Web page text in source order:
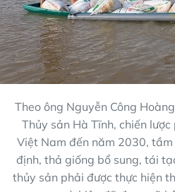
Theo ông Nguyễn Công
Thủy sản Hà Tĩnh, chiến
Việt Nam đến năm 2030,
định, thả giống bổ sung, tái
thủy sản phải được thực hiện